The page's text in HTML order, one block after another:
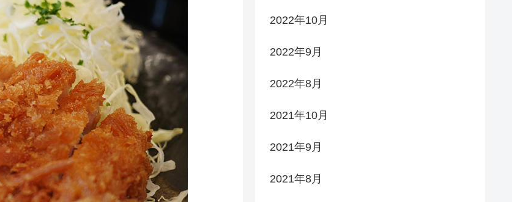
2022年10月
2022年9月
2022年8月
2021年10月
2021年9月
2021年8月